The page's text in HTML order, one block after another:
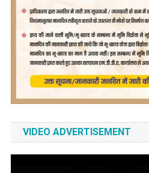
VIDEO ADVERTISEMENT